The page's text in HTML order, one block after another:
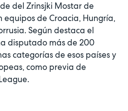
del Zrinsjki Mostar de
equipos de Croacia, Hungría,
Según destaca el
disputado más de 200
categorías de esos países y
como previa de